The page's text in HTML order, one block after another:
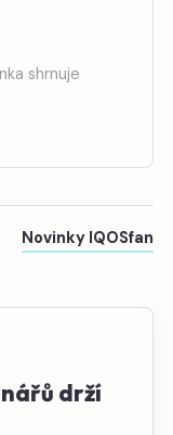
shrnuje
Novinky IQOSfan
drží